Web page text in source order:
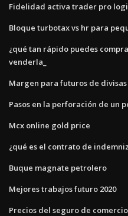
Fidelidad activa trader pro
Bloque turbotax vs hr para
¿qué tan rápido puedes
venderla_
Margen para futuros de divisas
Pasos en la perforación de un
Mcx online gold price
¿qué es el contrato de
Buque magnate petrolero
Mejores trabajos futuro 2020
Precios del seguro de